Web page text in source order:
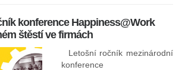
konference Happiness@Work
štěstí ve firmách
Letošní ročník mezinárodní
konference